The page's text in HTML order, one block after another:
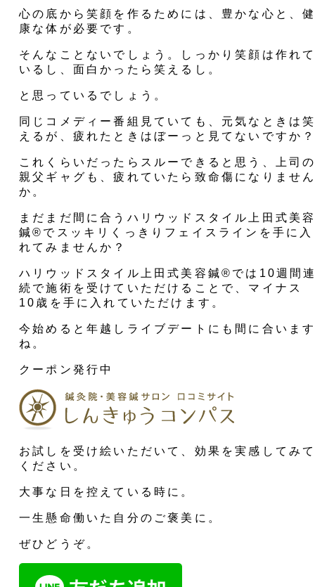
心の底から笑顔を作るためには、豊かな心と、
康な体が必要です。
そんなことないでしょう。しっかり笑顔は作れ
いるし、面白かったら笑えるし。
と思っているでしょう。
同じコメディー番組見ていても、元気なときは
えるが、疲れたときはぼーっと見てないですか
これくらいだったらスルーできると思う、上司
親父ギャグも、疲れていたら致命傷になりませ
か。
まだまだ間に合うハリウッドスタイル上田式美
鍼®︎でスッキリくっきりフェイスラインを手に入
れてみませんか？
ハリウッドスタイル上田式美容鍼®︎では10週間
続で施術を受けていただけることで、マイナス
10歳を手に入れていただけます。
今始めると年越しライブデートにも間に合いま
ね。
クーポン発行中
お試しを受け絵いただいて、効果を実感してみ
ください。
大事な日を控えている時に。
一生懸命働いた自分のご褒美に。
ぜひどうぞ。